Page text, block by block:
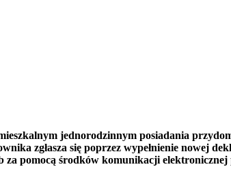
jednorodzinnym posiadania
zgłasza się poprzez wypełnienie nowej
za pomocą środków komunikacji